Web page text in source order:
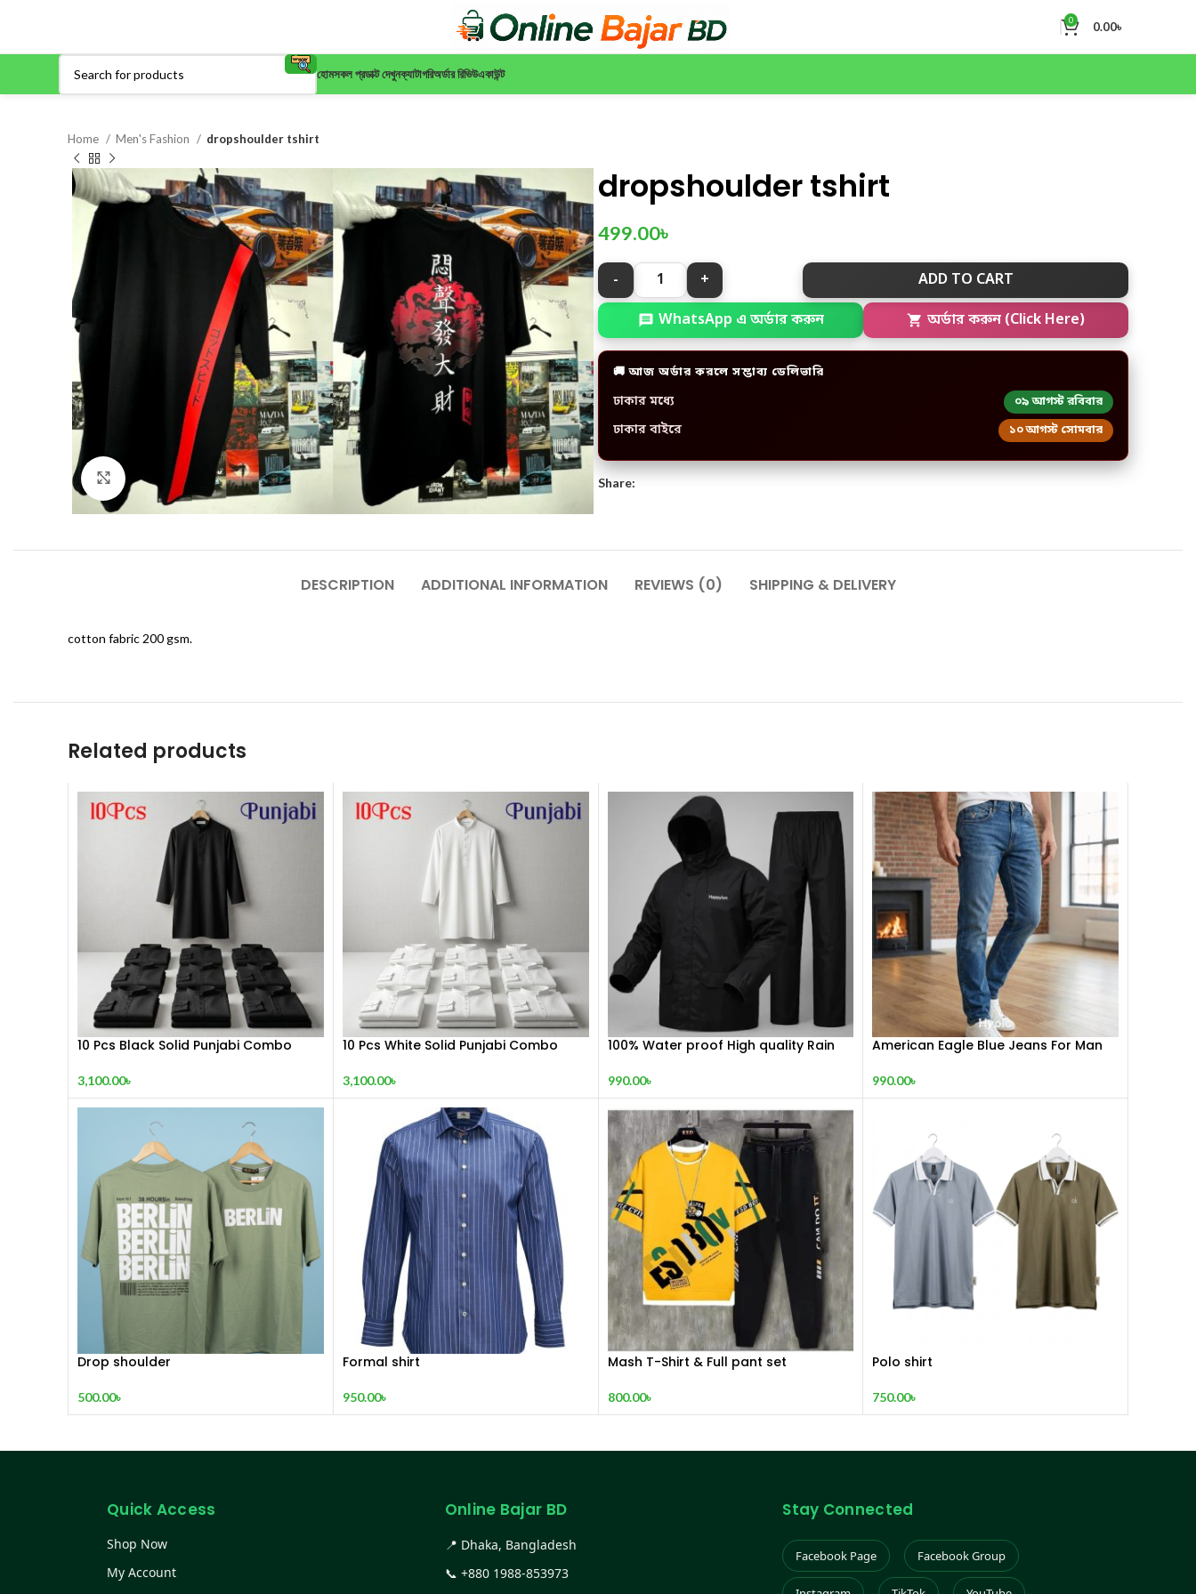
0 0.00৳
হোমসকল প্রডাক্ট দেখুনক্যাটাগরিঅর্ডার রিভিউএকাউন্ট
Home Men's Fashion dropshoulder tshirt
Click to enlarge
dropshoulder tshirt
499.00৳
ADD TO CART
WhatsApp এ অর্ডার করুন অর্ডার করুন (Click Here)
🚚 আজ অর্ডার করলে সম্ভাব্য ডেলিভারি
ঢাকার মধ্যে ০৯ আগস্ট রবিবার
ঢাকার বাইরে ১০ আগস্ট সোমবার
Share:
DESCRIPTION ADDITIONAL INFORMATION REVIEWS (0) SHIPPING & DELIVERY
cotton fabric 200 gsm.
Related products
10 Pcs Black Solid Punjabi Combo
3,100.00৳
10 Pcs White Solid Punjabi Combo
3,100.00৳
100% Water proof High quality Rain
990.00৳
American Eagle Blue Jeans For Man
990.00৳
Drop shoulder
500.00৳
Formal shirt
950.00৳
Mash T-Shirt & Full pant set
800.00৳
Polo shirt
750.00৳
Quick Access
Shop Now
My Account
Online Bajar BD
📍 Dhaka, Bangladesh
📞 +880 1988-853973
Stay Connected
Facebook Page Facebook Group